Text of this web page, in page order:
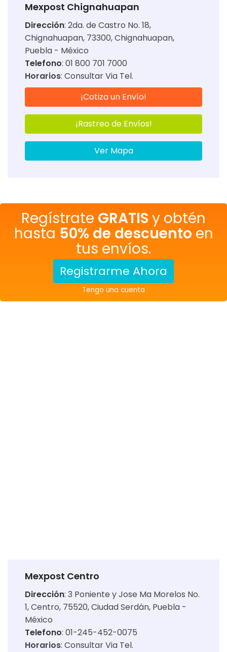
Mexpost Chignahuapan
Dirección: 2da. de Castro No. 18,
Chignahuapan, 73300, Chignahuapan,
Puebla - México
Telefono: 01 800 701 7000
Horarios: Consultar Via Tel.
¡Cotiza un Envío!
¡Rastreo de Envíos!
Ver Mapa
Regístrate GRATIS y obtén
hasta 50% de descuento en
tus envíos.
Registrarme Ahora
Tengo una cuenta
Mexpost Centro
Dirección: 3 Poniente y Jose Ma Morelos No.
1, Centro, 75520, Ciudad Serdán, Puebla -
México
Telefono: 01-245-452-0075
Horarios: Consultar Via Tel.